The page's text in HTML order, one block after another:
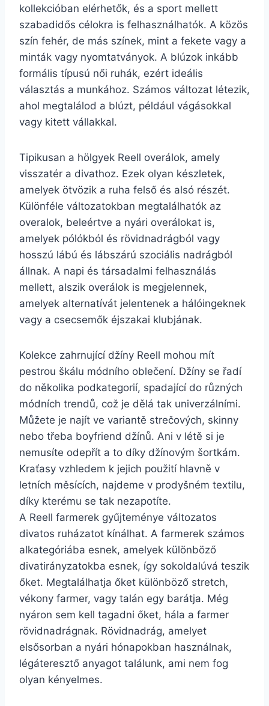
kollekcióban elérhetők, és a sport mellett
szabadidős célokra is felhasználhatók. A közös
szín fehér, de más színek, mint a fekete vagy a
minták vagy nyomtatványok. A blúzok inkább
formális típusú női ruhák, ezért ideális
választás a munkához. Számos változat létezik,
ahol megtalálod a blúzt, például vágásokkal
vagy kitett vállakkal.
Tipikusan a hölgyek Reell overálok, amely
visszatér a divathoz. Ezek olyan készletek,
amelyek ötvözik a ruha felső és alsó részét.
Különféle változatokban megtalálhatók az
overalok, beleértve a nyári overálokat is,
amelyek pólókból és rövidnadrágból vagy
hosszú lábú és lábszárú szociális nadrágból
állnak. A napi és társadalmi felhasználás
mellett, alszik overálok is megjelennek,
amelyek alternatívát jelentenek a hálóingeknek
vagy a csecsemők éjszakai klubjának.
Kolekce zahrnující džíny Reell mohou mít
pestrou škálu módního oblečení. Džíny se řadí
do několika podkategorií, spadající do různých
módních trendů, což je dělá tak univerzálními.
Můžete je najít ve variantě strečových, skinny
nebo třeba boyfriend džínů. Ani v létě si je
nemusíte odepřít a to díky džínovým šortkám.
Kraťasy vzhledem k jejich použití hlavně v
letních měsících, najdeme v prodyšném textilu,
díky kterému se tak nezapotíte.
A Reell farmerek gyűjteménye változatos
divatos ruházatot kínálhat. A farmerek számos
alkategóriába esnek, amelyek különböző
divatirányzatokba esnek, így sokoldalúvá teszik
őket. Megtalálhatja őket különböző stretch,
vékony farmer, vagy talán egy barátja. Még
nyáron sem kell tagadni őket, hála a farmer
rövidnadrágnak. Rövidnadrág, amelyet
elsősorban a nyári hónapokban használnak,
légáteresztő anyagot találunk, ami nem fog
olyan kényelmes.